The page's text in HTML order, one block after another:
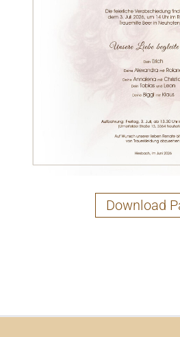
Download